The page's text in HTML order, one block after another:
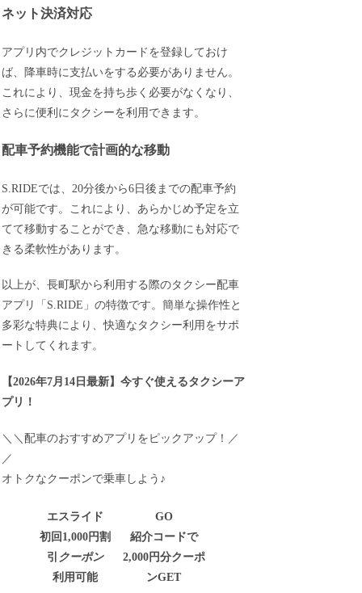
ネット決済対応
アプリ内でクレジットカードを登録しておけ
ば、降車時に支払いをする必要がありません。
これにより、現金を持ち歩く必要がなくなり、
さらに便利にタクシーを利用できます。
配車予約機能で計画的な移動
S.RIDEでは、20分後から6日後までの配車予約
が可能です。これにより、あらかじめ予定を立
てて移動することができ、急な移動にも対応で
きる柔軟性があります。
以上が、長町駅から利用する際のタクシー配車
アプリ「S.RIDE」の特徴です。簡単な操作性と
多彩な特典により、快適なタクシー利用をサポ
ートしてくれます。
【2026年7月14日最新 】今すぐ使えるタクシーア
プリ！
＼＼配車のおすすめアプリをピックアップ！／
／
オトクなクーポンで乗車しよう♪
エスライド
初回1,000円割
引 クーポン
利用可能
GO
紹介コードで
2,000円分クーポ
ンGET